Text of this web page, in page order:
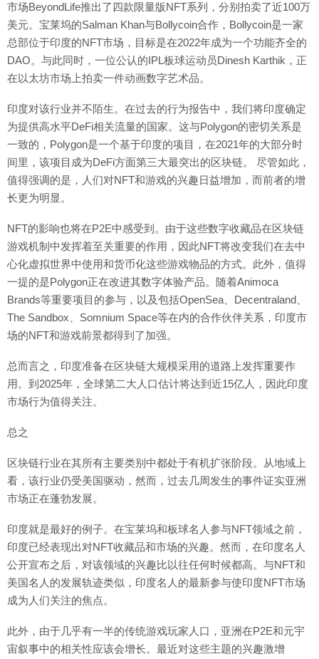
市场BeyondLife推出了四款限量版NFT系列，分别拍卖了近100万
美元。宝莱坞的Salman Khan与Bollycoin合作，Bollycoin是一家
总部位于印度的NFT市场，目标是在2022年成为一个功能齐全的
DAO。与此同时，一位公认的IPL板球运动员Dinesh Karthik，正
在以太坊市场上拍卖一件动画数字艺术品。
印度对该行业并不陌生。在过去的行为报告中，我们将印度确定
为提供高水平DeFi相关流量的国家。这与Polygon的密切关系是
一致的，Polygon是一个基于印度的项目，在2021年的大部分时
间里，该项目成为DeFi方面第三大最突出的区块链。 尽管如此，
值得强调的是，人们对NFT和游戏的兴趣日益增加，而前者的增
长更为明显。
NFT的影响也将在P2E中感受到。由于这些数字收藏品在区块链
游戏机制中发挥着至关重要的作用，因此NFT将改变我们在去中
心化虚拟世界中使用和货币化这些游戏物品的方式。此外，值得
一提的是Polygon正在改进其数字体验产品。随着Animoca
Brands等重要项目的参与，以及包括OpenSea、Decentraland、
The Sandbox、Somnium Space等在内的合作伙伴关系，印度市
场的NFT和游戏前景都得到了加强。
总而言之，印度准备在区块链大规模采用的道路上发挥重要作
用。到2025年，全球第二大人口估计将达到近15亿人，因此印度
市场行为值得关注。
总之
区块链行业在其所有主要类别中都处于有机扩张阶段。从地域上
看，该行业仍受美国驱动，然而，过去几周发生的事件证实亚洲
市场正在蓬勃发展。
印度就是最好的例子。在宝莱坞和板球名人参与NFT领域之前，
印度已经表现出对NFT收藏品和市场的兴趣。然而，在印度名人
公开宣布之后，对该领域的兴趣比以往任何时候都高。与NFT和
美国名人的发展轨迹类似，印度名人的最新参与使印度NFT市场
成为人们关注的焦点。
此外，由于几乎有一半的传统游戏玩家人口，亚洲在P2E和元宇
宙叙事中的相关性应该会增长。最近对这些主题的兴趣激增